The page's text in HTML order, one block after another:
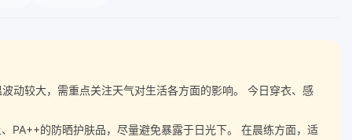
较大，需重点关注天气对生活各方面的影响。 今日穿衣、感
的防晒护肤品，尽量避免暴露于日光下。 在晨练方面，适